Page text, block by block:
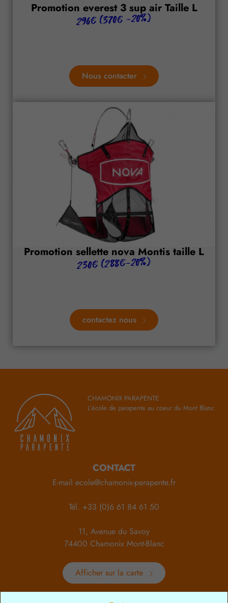
Promotion everest 3 sup air Taille L
296€ (370€ -20%)
Nous contacter
Promotion sellette nova Montis taille L
230€ (288€-20%)
contactez nous
CHAMONIX PARAPENTE
L’école de parapente au coeur du Mont Blanc
CONTACT
E-mail ecole@chamonix-parapente.fr
Tél. +33 (0)6 61 84 61 50
11, Avenue du Savoy
74400 Chamonix Mont-Blanc
Afficher sur la carte